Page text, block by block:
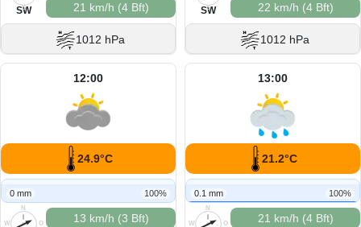
S
SW
21 km/h (4 Bft)
1012 hPa
S
SW
22 km/h (4 Bft)
1012 hPa
12:00
24.9°C
0 mm 100%
N
O
W 13 km/h (3 Bft)
13:00
21.2°C
0.1 mm 100%
N
O
W 21 km/h (4 Bft)